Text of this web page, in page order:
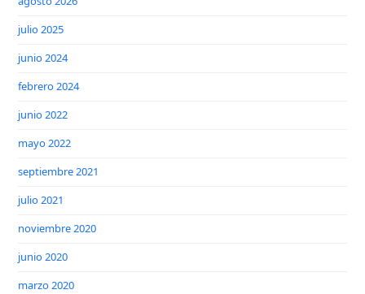
julio 2025
junio 2024
febrero 2024
junio 2022
mayo 2022
septiembre 2021
julio 2021
noviembre 2020
junio 2020
marzo 2020